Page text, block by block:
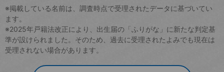
※掲載している名前は、調査時点で受理されたデータに基づいてい
ます。
※2025年戸籍法改正により、出生届の「ふりがな」に新たな判定基
準が設けられました。そのため、過去に受理されたよみでも現在は
受理されない場合があります。